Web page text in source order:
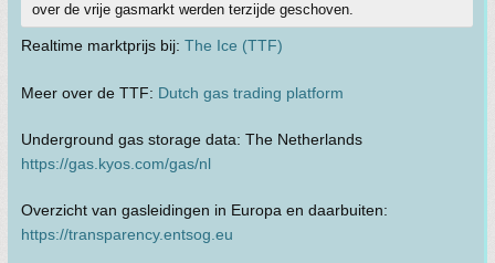
over de vrije gasmarkt werden terzijde geschoven.
Realtime marktprijs bij: The Ice (TTF)
Meer over de TTF: Dutch gas trading platform
Underground gas storage data: The Netherlands
https://gas.kyos.com/gas/nl
Overzicht van gasleidingen in Europa en daarbuiten:
https://transparency.entsog.eu